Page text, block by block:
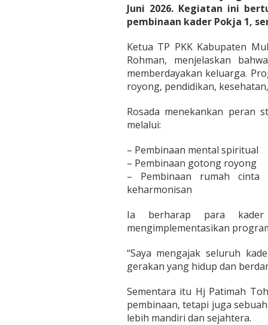
Juni 2026. Kegiatan ini
pembinaan kader Pokja 1,
Ketua TP PKK Kabupaten
Rohman, menjelaskan
memberdayakan keluarga.
royong, pendidikan,
Rosada menekankan peran
melalui:
– Pembinaan mental spiritual
– Pembinaan gotong royong
– Pembinaan rumah cinta
keharmonisan
Ia berharap para kader
mengimplementasikan
“Saya mengajak seluruh
gerakan yang hidup dan
Sementara itu Hj Patimah
pembinaan, tetapi juga
lebih mandiri dan sejahtera.